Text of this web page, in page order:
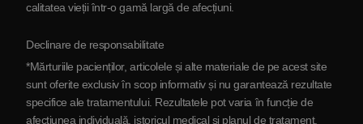
calitatea vieții într-o gamă largă de afecțiuni.
Declinare de responsabilitate
*Mărturiile pacienților, articolele și alte materiale de pe acest site
sunt oferite exclusiv în scop informativ și nu garantează rezultate
specifice ale tratamentului. Rezultatele pot varia în funcție de
afecțiunea individuală, istoricul medical și planul de tratament.